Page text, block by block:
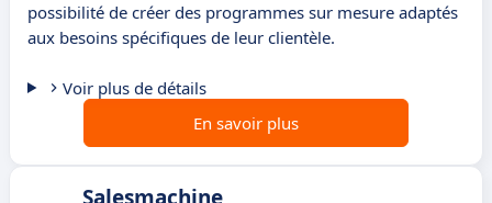
possibilité de créer des programmes sur mesure adaptés
aux besoins spécifiques de leur clientèle.
Voir plus de détails
En savoir plus